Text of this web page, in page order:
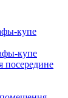
купе
купе
посередине